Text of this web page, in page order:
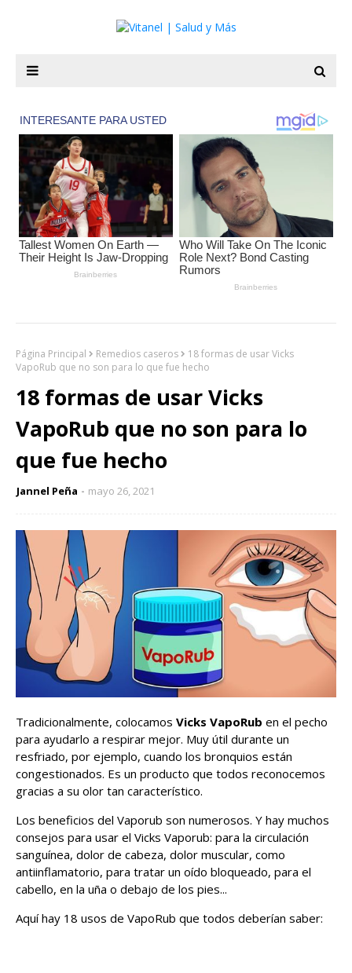
Página Principal Remedios caseros
18 formas de usar Vicks
VapoRub que no son para lo que fue hecho
18 formas de usar Vicks
VapoRub que no son para lo
que fue hecho
Jannel Peña mayo 26, 2021
Tradicionalmente, colocamos Vicks VapoRub en el pecho
para ayudarlo a respirar mejor. Muy útil durante un
resfriado, por ejemplo, cuando los bronquios están
congestionados. Es un producto que todos reconocemos
gracias a su olor tan característico.
Los beneficios del Vaporub son numerosos. Y hay muchos
consejos para usar el Vicks Vaporub: para la circulación
sanguínea, dolor de cabeza, dolor muscular, como
antiinflamatorio, para tratar un oído bloqueado, para el
cabello, en la uña o debajo de los pies...
Aquí hay 18 usos de VapoRub que todos deberían saber: